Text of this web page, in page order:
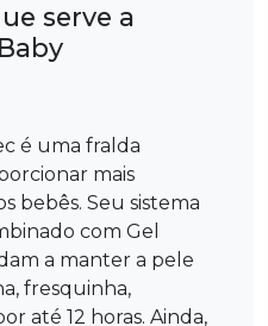
serve a
é uma fralda
mais
bebês. Seu sistema
com Gel
a manter a pele
fresquinha,
até 12 horas. Ainda,